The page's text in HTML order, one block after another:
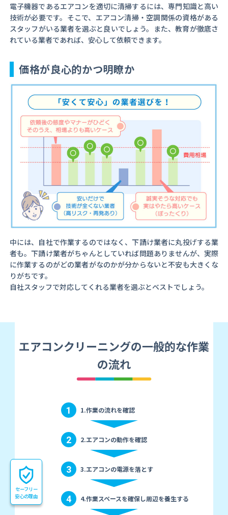
電子機器であるエアコンを適切に清掃するには、専門知識と高い
技術が必要です。そこで、エアコン清掃・空調関係の資格がある
スタッフがいる業者を選ぶと良いでしょう。また、教育が徹底さ
れている業者であれば、安心して依頼できます。
価格が良心的かつ明瞭か
中には、自社で作業するのではなく、下請け業者に丸投げする業
者も。下請け業者がちゃんとしていれば問題ありませんが、実際
に作業するのがどの業者がなのかが分からないと不安も大きくな
りがちです。
自社スタッフで対応してくれる業者を選ぶとベストでしょう。
エアコンクリーニングの一般的な作業
の流れ
1 1.作業の流れを確認
2 2.エアコンの動作を確認
3 3.エアコンの電源を落とす
4 4.作業スペースを確保し周辺を養生する
セーフリー
安心の理由